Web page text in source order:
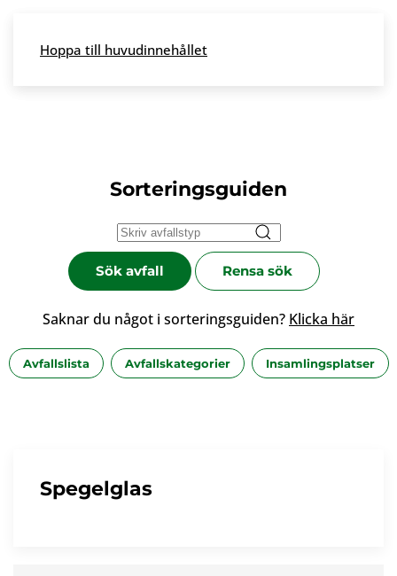
Skip to main content
Hoppa till huvudinnehållet
Sorteringsguiden
Sök avfall Rensa sök
Saknar du något i sorteringsguiden? Klicka här
Avfallslista Avfallskategorier Insamlingsplatser
Spegelglas